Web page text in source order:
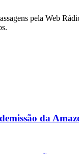
pela Web
da